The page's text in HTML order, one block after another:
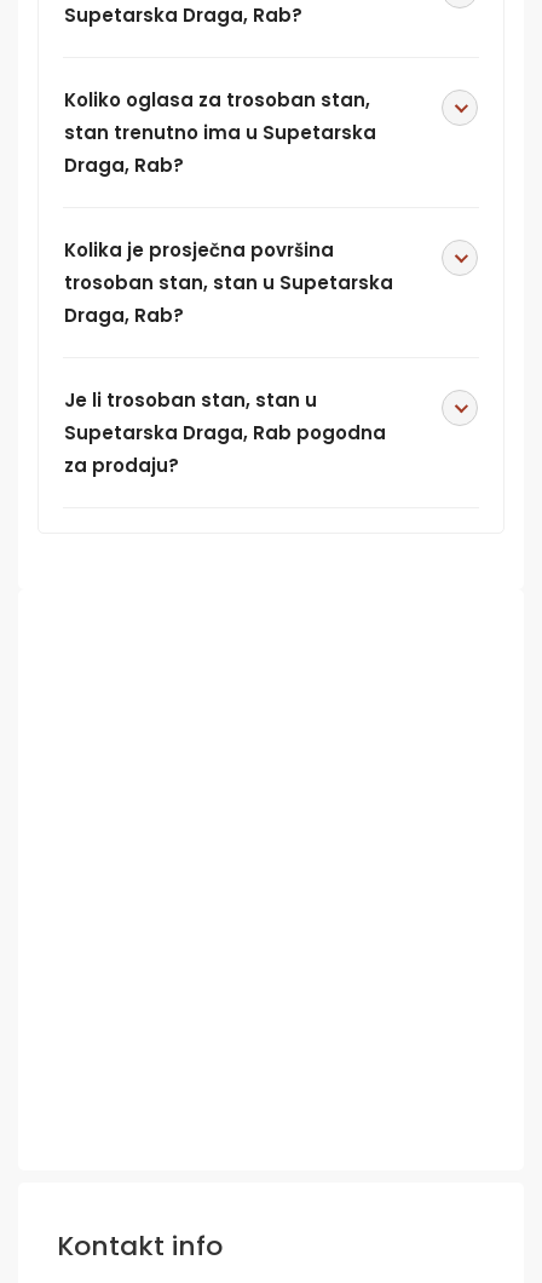
Supetarska Draga, Rab?
Koliko oglasa za trosoban stan,
stan trenutno ima u Supetarska
Draga, Rab?
Kolika je prosječna površina
trosoban stan, stan u Supetarska
Draga, Rab?
Je li trosoban stan, stan u
Supetarska Draga, Rab pogodna
za prodaju?
Kontakt info